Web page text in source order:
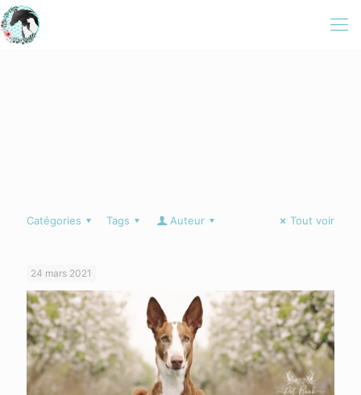
Catégories Tags Auteur Tout voir
24 mars 2021